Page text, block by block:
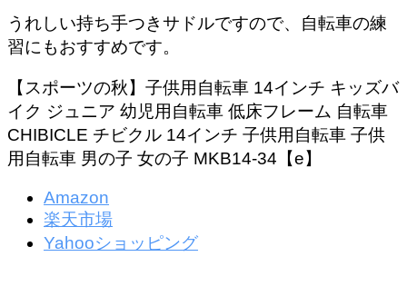
うれしい持ち手つきサドルですので、自転車の練
習にもおすすめです。
【スポーツの秋】子供用自転車 14インチ キッズバ
イク ジュニア 幼児用自転車 低床フレーム 自転車
CHIBICLE チビクル 14インチ 子供用自転車 子供
用自転車 男の子 女の子 MKB14-34【e】
Amazon
楽天市場
Yahooショッピング